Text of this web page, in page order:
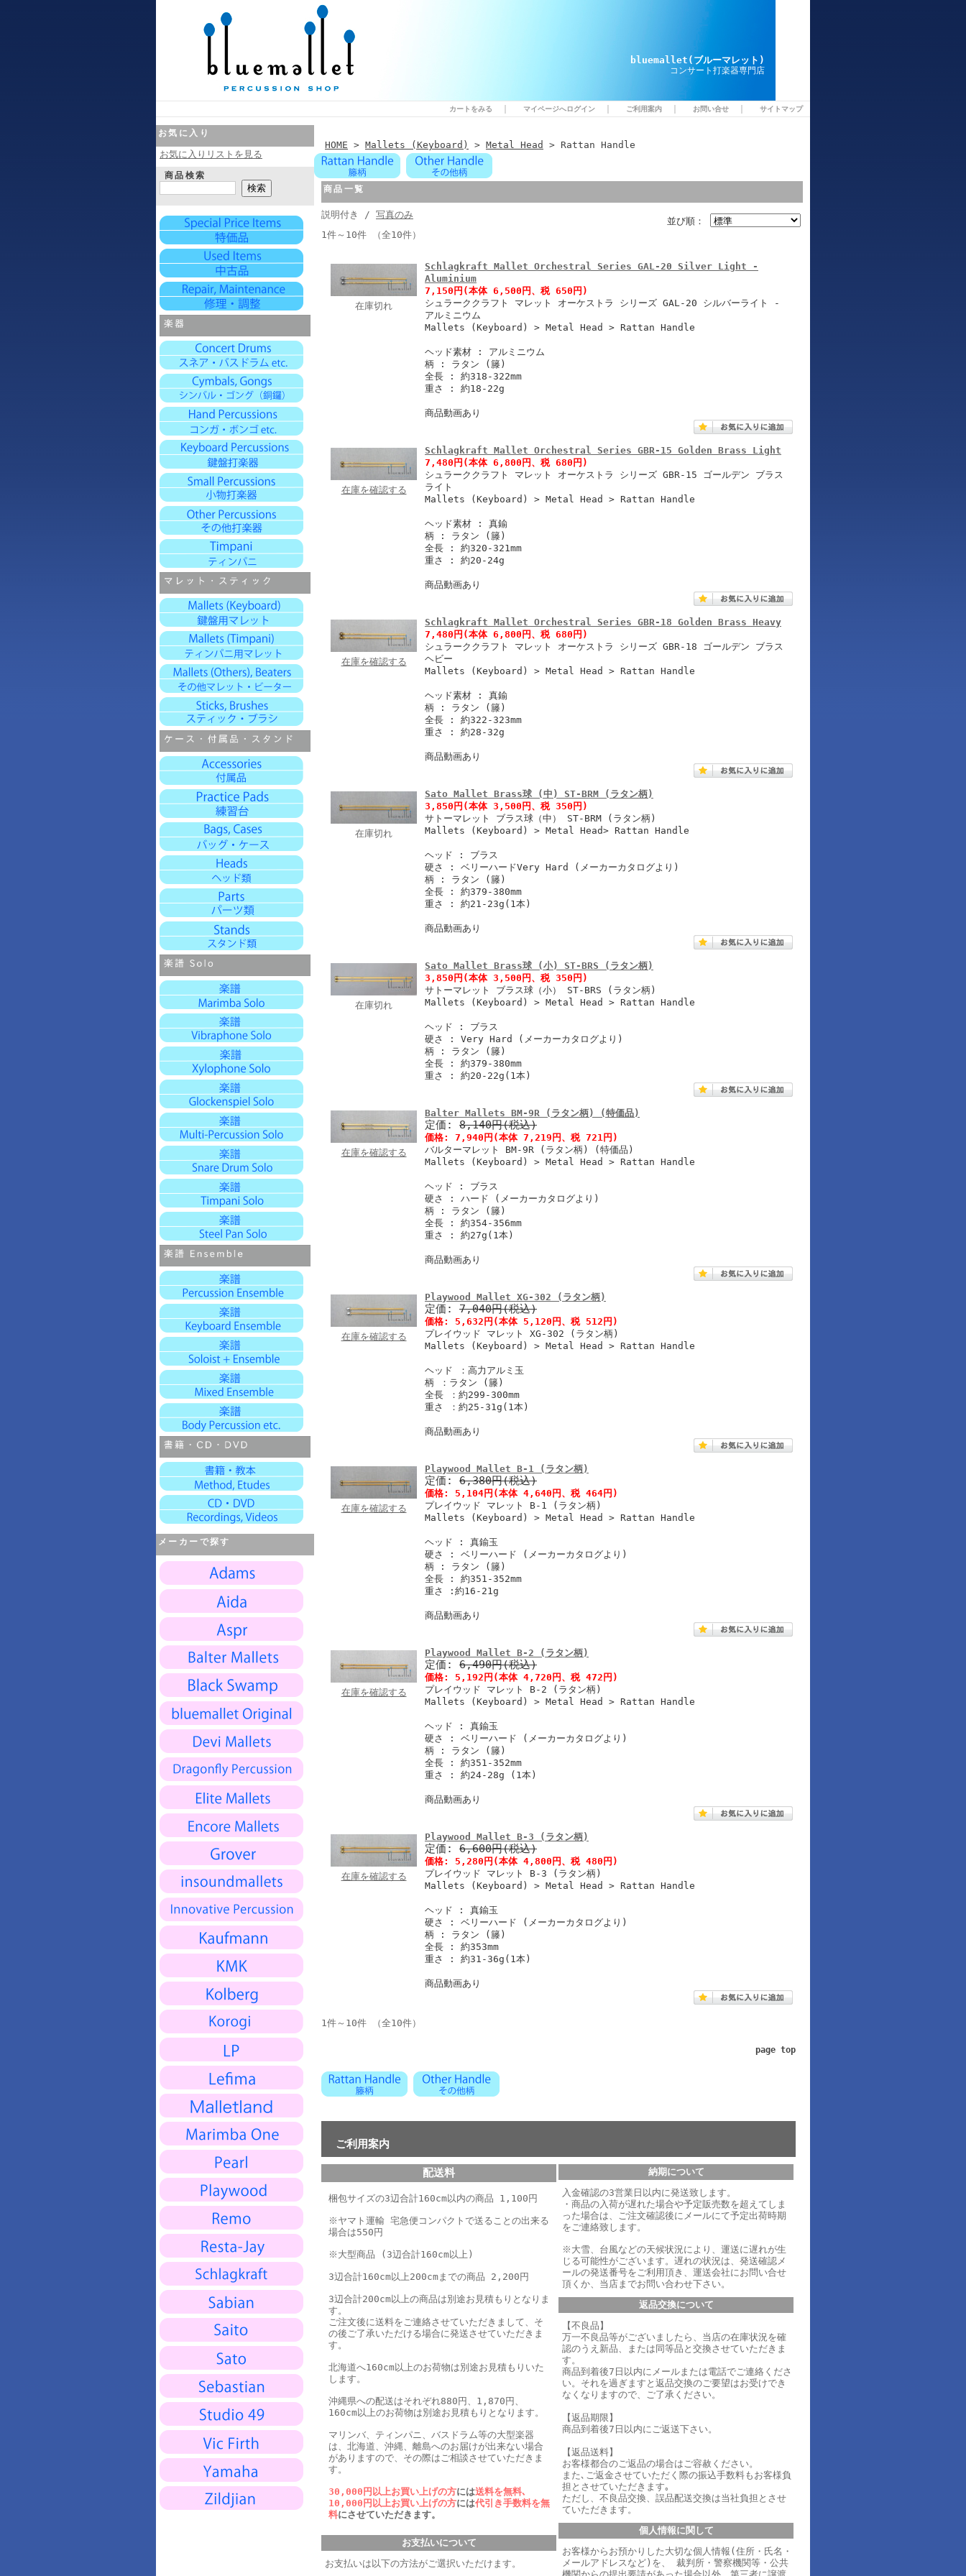
bluemallet(ブルーマレット)
コンサート打楽器専門店
カートをみる マイページへログイン ご利用案内 お問い合せ サイトマップ
お気に入り
お気に入りリストを見る
商品検索
メーカーで探す
HOME > Mallets (Keyboard) > Metal Head > Rattan Handle
商品一覧
並び順：
説明付き / 写真のみ
1件～10件 （全10件）
在庫切れ
Schlagkraft Mallet Orchestral Series GAL-20 Silver Light -
Aluminium
7,150円 (本体 6,500円、税 650円)
シュラーククラフト マレット オーケストラ シリーズ GAL-20 シルバーライト -
アルミニウム
Mallets (Keyboard) > Metal Head > Rattan Handle
ヘッド素材 : アルミニウム
柄 : ラタン (籐)
全長 : 約318-322mm
重さ : 約18-22g
商品動画あり
在庫を確認する
Schlagkraft Mallet Orchestral Series GBR-15 Golden Brass Light
7,480円 (本体 6,800円、税 680円)
シュラーククラフト マレット オーケストラ シリーズ GBR-15 ゴールデン ブラス
ライト
Mallets (Keyboard) > Metal Head > Rattan Handle
ヘッド素材 : 真鍮
柄 : ラタン (籐)
全長 : 約320-321mm
重さ : 約20-24g
商品動画あり
在庫を確認する
Schlagkraft Mallet Orchestral Series GBR-18 Golden Brass Heavy
7,480円 (本体 6,800円、税 680円)
シュラーククラフト マレット オーケストラ シリーズ GBR-18 ゴールデン ブラス
ヘビー
Mallets (Keyboard) > Metal Head > Rattan Handle
ヘッド素材 : 真鍮
柄 : ラタン (籐)
全長 : 約322-323mm
重さ : 約28-32g
商品動画あり
在庫切れ
Sato Mallet Brass球 (中) ST-BRM (ラタン柄)
3,850円 (本体 3,500円、税 350円)
サトーマレット ブラス球（中） ST-BRM (ラタン柄)
Mallets (Keyboard) > Metal Head> Rattan Handle
ヘッド : ブラス
硬さ : ベリーハードVery Hard (メーカーカタログより)
柄 : ラタン (籐)
全長 : 約379-380mm
重さ : 約21-23g(1本)
商品動画あり
在庫切れ
Sato Mallet Brass球 (小) ST-BRS (ラタン柄)
3,850円 (本体 3,500円、税 350円)
サトーマレット ブラス球（小） ST-BRS (ラタン柄)
Mallets (Keyboard) > Metal Head > Rattan Handle
ヘッド : ブラス
硬さ : Very Hard (メーカーカタログより)
柄 : ラタン (籐)
全長 : 約379-380mm
重さ : 約20-22g(1本)
在庫を確認する
Balter Mallets BM-9R (ラタン柄) (特価品)
定価: 8,140円(税込)
価格: 7,940円 (本体 7,219円、税 721円)
バルターマレット BM-9R (ラタン柄) (特価品)
Mallets (Keyboard) > Metal Head > Rattan Handle
ヘッド : ブラス
硬さ : ハード (メーカーカタログより)
柄 : ラタン (籐)
全長 : 約354-356mm
重さ : 約27g(1本)
商品動画あり
在庫を確認する
Playwood Mallet XG-302 (ラタン柄)
定価: 7,040円(税込)
価格: 5,632円 (本体 5,120円、税 512円)
プレイウッド マレット XG-302 (ラタン柄)
Mallets (Keyboard) > Metal Head > Rattan Handle
ヘッド ：高力アルミ玉
柄 ：ラタン (籐)
全長 ：約299-300mm
重さ ：約25-31g(1本)
商品動画あり
在庫を確認する
Playwood Mallet B-1 (ラタン柄)
定価: 6,380円(税込)
価格: 5,104円 (本体 4,640円、税 464円)
プレイウッド マレット B-1 (ラタン柄)
Mallets (Keyboard) > Metal Head > Rattan Handle
ヘッド : 真鍮玉
硬さ : ベリーハード (メーカーカタログより)
柄 : ラタン (籐)
全長 : 約351-352mm
重さ :約16-21g
商品動画あり
在庫を確認する
Playwood Mallet B-2 (ラタン柄)
定価: 6,490円(税込)
価格: 5,192円 (本体 4,720円、税 472円)
プレイウッド マレット B-2 (ラタン柄)
Mallets (Keyboard) > Metal Head > Rattan Handle
ヘッド : 真鍮玉
硬さ : ベリーハード (メーカーカタログより)
柄 : ラタン (籐)
全長 : 約351-352mm
重さ : 約24-28g (1本)
商品動画あり
在庫を確認する
Playwood Mallet B-3 (ラタン柄)
定価: 6,600円(税込)
価格: 5,280円 (本体 4,800円、税 480円)
プレイウッド マレット B-3 (ラタン柄)
Mallets (Keyboard) > Metal Head > Rattan Handle
ヘッド : 真鍮玉
硬さ : ベリーハード (メーカーカタログより)
柄 : ラタン (籐)
全長 : 約353mm
重さ : 約31-36g(1本)
商品動画あり
1件～10件 （全10件）
page top
ご利用案内
配送料
梱包サイズの3辺合計160cm以内の商品 1,100円
※ヤマト運輸 宅急便コンパクトで送ることの出来る
場合は550円
※大型商品 (3辺合計160cm以上)
3辺合計160cm以上200cmまでの商品 2,200円
3辺合計200cm以上の商品は別途お見積もりとなりま
す。
ご注文後に送料をご連絡させていただきまして、そ
の後ご了承いただける場合に発送させていただきま
す。
北海道へ160cm以上のお荷物は別途お見積もりいた
します。
沖縄県への配送はそれぞれ880円、1,870円、
160cm以上のお荷物は別途お見積もりとなります。
マリンバ、ティンパニ、バスドラム等の大型楽器
は、北海道、沖縄、離島へのお届けが出来ない場合
がありますので、その際はご相談させていただきま
す。
30,000円以上お買い上げの方には送料を無料､
10,000円以上お買い上げの方には代引き手数料を無
料にさせていただきます。
お支払いについて
お支払いは以下の方法がご選択いただけます。
納期について
入金確認の3営業日以内に発送致します。
・商品の入荷が遅れた場合や予定販売数を超えてしま
った場合は、 ご注文確認後にメールにて予定出荷時期
をご連絡致します。
※大雪、台風などの天候状況により、運送に遅れが生
じる可能性がございます。遅れの状況は、発送確認メ
ールの発送番号をご利用頂き、運送会社にお問い合せ
頂くか、当店までお問い合わせ下さい。
返品交換について
【不良品】
万一不良品等がございましたら、当店の在庫状況を確
認のうえ新品、または同等品と交換させていただきま
す。
商品到着後7日以内にメールまたは電話でご連絡くださ
い。それを過ぎますと返品交換のご要望はお受けでき
なくなりますので、ご了承ください。
【返品期限】
商品到着後7日以内にご返送下さい。
【返品送料】
お客様都合のご返品の場合はご容赦ください。
また､ご返金させていただく際の振込手数料もお客様負
担とさせていただきます｡
ただし、不良品交換、誤品配送交換は当社負担とさせ
ていただきます。
個人情報に関して
お客様からお預かりした大切な個人情報(住所・氏名・
メールアドレスなど)を、 裁判所・警察機関等・公共